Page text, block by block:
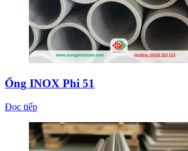
Ống INOX Phi 51
Đọc tiếp